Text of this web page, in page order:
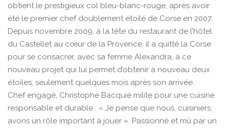
obtient le prestigieux col bleu-blanc-rouge, après avoir
été le premier chef doublement étoilé de Corse en 2007.
Depuis novembre 2009, à la tête du restaurant de l’hôtel
du Castellet au cœur de la Provence, il a quitté la Corse
pour se consacrer, avec sa femme Alexandra, à ce
nouveau projet qui lui permet d’obtenir à nouveau deux
étoiles, seulement quelques mois après son arrivée.
Chef engagé, Christophe Bacquié milite pour une cuisine
responsable et durable : « Je pense que nous, cuisiniers,
avons un rôle important à jouer ». Passionné et mû par un